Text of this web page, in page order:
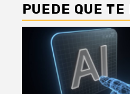
PUEDE QUE